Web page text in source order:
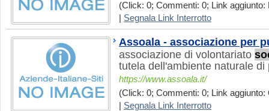
(Click: 0; Commenti: 0; Link aggiunto:
Segnala Link Interrotto
Assoala - associazione per
associazione di volontariato
tutela dell'ambiente naturale di
https://www.assoala.it/
(Click: 0; Commenti: 0; Link aggiunto:
Segnala Link Interrotto